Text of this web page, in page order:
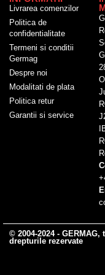
Livrarea comenzilor
Politica de
confidentialitate
Termeni si conditii
Germag
Despre noi
Modalitati de plata
Politica retur
Garantii si service
© 2004-2024 - GERMAG,
drepturile rezervate